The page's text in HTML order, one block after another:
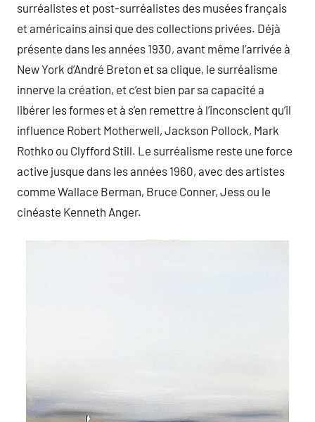
surréalistes et post-surréalistes des musées français
et américains ainsi que des collections privées. Déjà
présente dans les années 1930, avant même l’arrivée à
New York d’André Breton et sa clique, le surréalisme
innerve la création, et c’est bien par sa capacité a
libérer les formes et à s’en remettre à l’inconscient qu’il
influence Robert Motherwell, Jackson Pollock, Mark
Rothko ou Clyfford Still. Le surréalisme reste une force
active jusque dans les années 1960, avec des artistes
comme Wallace Berman, Bruce Conner, Jess ou le
cinéaste Kenneth Anger.